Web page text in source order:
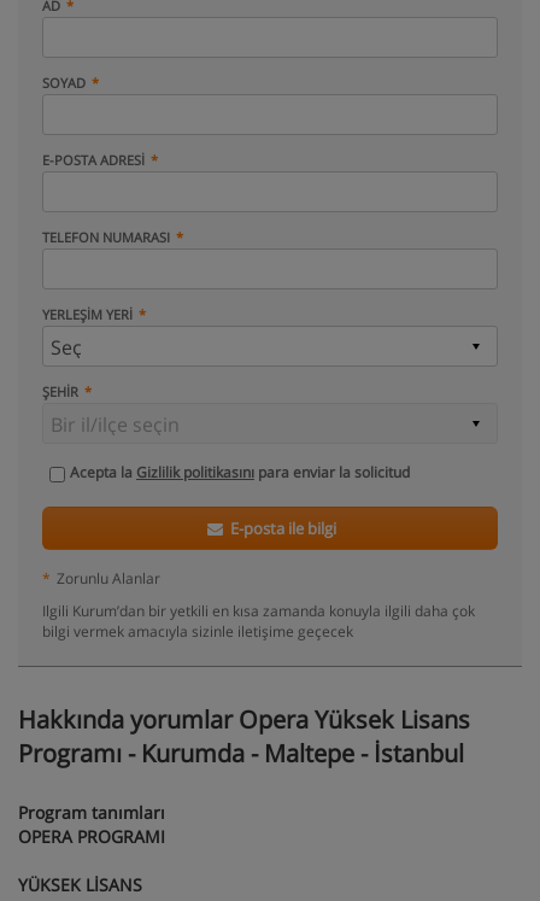
AD
SOYAD
E-POSTA ADRESI
TELEFON NUMARASI
YERLEŞIM YERI
ŞEHIR
Acepta la Gizlilik politikasını para enviar la solicitud
E-posta ile bilgi
* Zorunlu Alanlar
Ilgili Kurum’dan bir yetkili en kısa zamanda konuyla ilgili daha çok
bilgi vermek amacıyla sizinle iletişime geçecek
Hakkında yorumlar Opera Yüksek Lisans
Programı - Kurumda - Maltepe - İstanbul
Program tanımları
OPERA PROGRAMI
YÜKSEK LİSANS